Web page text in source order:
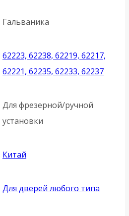
Гальваника
62223, 62238, 62219, 62217,
62221, 62235, 62233, 62237
Для фрезерной/ручной
установки
Китай
Для дверей любого типа